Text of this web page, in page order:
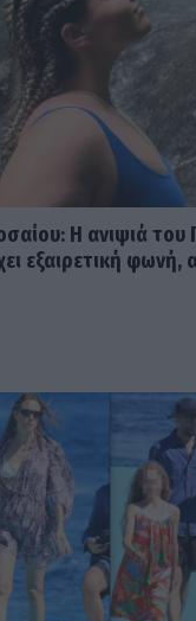
Η ανιψιά του
εξαιρετική φωνή,